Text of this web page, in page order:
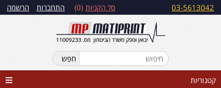
התחברות הרשמה סל הקניות 0 03-5613042
קטגוריות